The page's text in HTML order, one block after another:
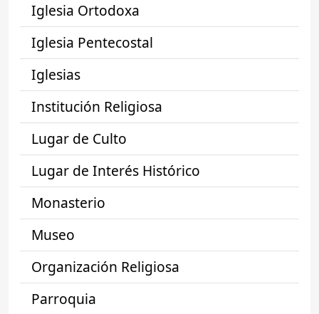
Iglesia Ortodoxa
Iglesia Pentecostal
Iglesias
Institución Religiosa
Lugar de Culto
Lugar de Interés Histórico
Monasterio
Museo
Organización Religiosa
Parroquia